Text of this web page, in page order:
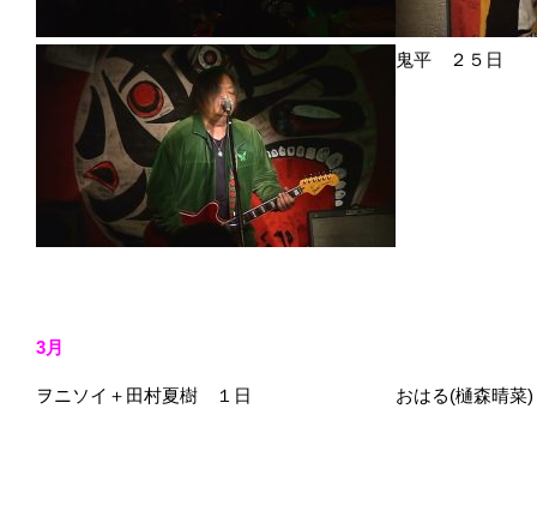
鬼平 ２５日
3月
ヲニソイ＋田村夏樹 １日 おはる(樋森晴菜)